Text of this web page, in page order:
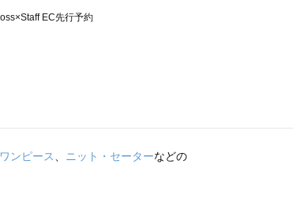
ワンピース、 ニット・セーターなどの